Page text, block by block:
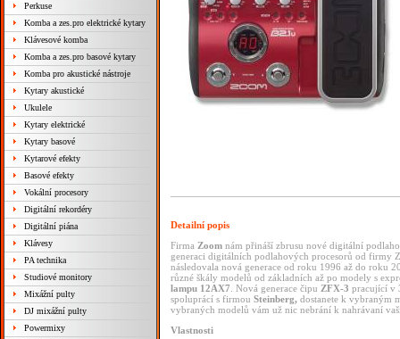
Perkuse
Komba a zes.pro elektrické kytary
Klávesové komba
Komba a zes.pro basové kytary
Komba pro akustické nástroje
Kytary akustické
Ukulele
Kytary elektrické
Kytary basové
Kytarové efekty
Basové efekty
Vokální procesory
Digitální rekordéry
Digitální piána
Klávesy
PA technika
Studiové monitory
Mixážní pulty
DJ mixážní pulty
Powermixy
Detailní popis
Firma Zoom nám přináší zbrusu nové digitální
generaci digitálních podlahových procesorů od firmy
následovala nová generace od roku 1996 až do roku
různé škály modelů od základních až po modely s
lampu 12AX7 . Nová generace čipu ZFX-3 pracující v
spoluprácí s firmou Steinberg, dostanete k vybraným
vybraných modelů vám už nic nebrání k nahrávaní
Vlastnosti